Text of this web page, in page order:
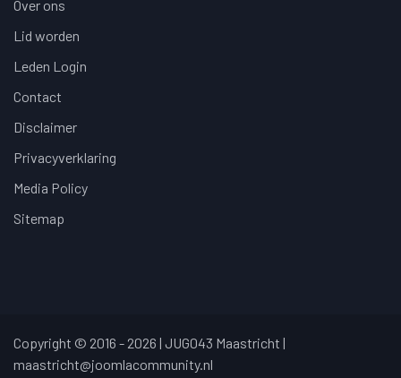
Over ons
Lid worden
Leden Login
Contact
Disclaimer
Privacyverklaring
Media Policy
Sitemap
Copyright © 2016 - 2026 | JUG043 Maastricht |
maastricht@joomlacommunity.nl